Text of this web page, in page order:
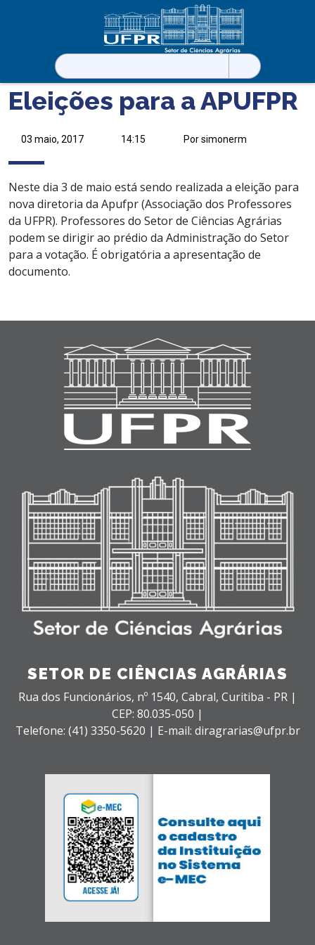
Pesquisar
por:
Eleições para a APUFPR
03 maio, 2017 14:15 Por simonerm
Neste dia 3 de maio está sendo realizada a eleição para
nova diretoria da Apufpr (Associação dos Professores
da UFPR). Professores do Setor de Ciências Agrárias
podem se dirigir ao prédio da Administração do Setor
para a votação. É obrigatória a apresentação de
documento.
SETOR DE CIÊNCIAS AGRÁRIAS
Rua dos Funcionários, nº 1540, Cabral, Curitiba - PR |
CEP: 80.035-050 |
Telefone: (41) 3350-5620 | E-mail: diragrarias@ufpr.br